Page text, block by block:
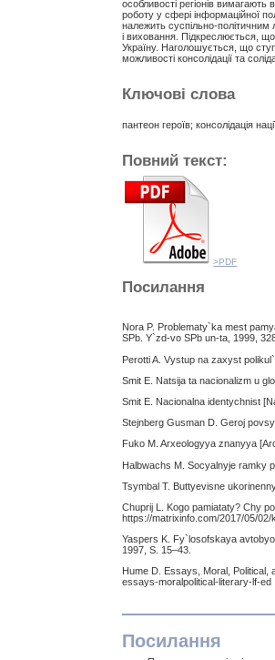
особливості регіонів
роботу у сфері інформаційної
належить суспільно-
і виховання. Підкреслюється,
Україну. Наголошується, що
можливості консолідації та
Ключові слова
пантеон героїв; консолідація
Повний текст:
>PDF
Посилання
Nora P. Problematy`ka mest
SPb. Y`zd-vo SPb un-ta, 1999,
Perotti A. Vystup na zaxyst
Smit E. Natsija ta nacionalizm u
Smit E. Nacionalna identychnist
Stejnberg Gusman D. Geroj
Fuko M. Arxeologyya znanyya
Halbwachs M. Socyalnyje ramky
Tsymbal T. Buttyevisne
Chuprij L. Kogo pamiataty? Chy
https://matrixinfo.com/2017/05/
Yaspers K. Fy`losofskaya
1997, S. 15–43.
Hume D. Essays, Moral,
essays-moralpolitical-literary-lf-ed
Посилання